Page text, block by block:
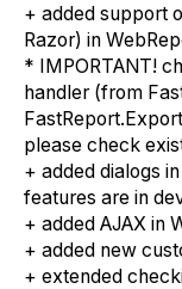
+ added support
Razor) in
* IMPORTANT!
handler (from
please check
+ added dialogs
features are in
+ added AJAX in
+ added new
+ extended